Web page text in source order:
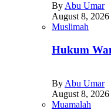
By Abu Umar
August 8, 2026
Muslimah
Hukum
By Abu Umar
August 8, 2026
Muamalah